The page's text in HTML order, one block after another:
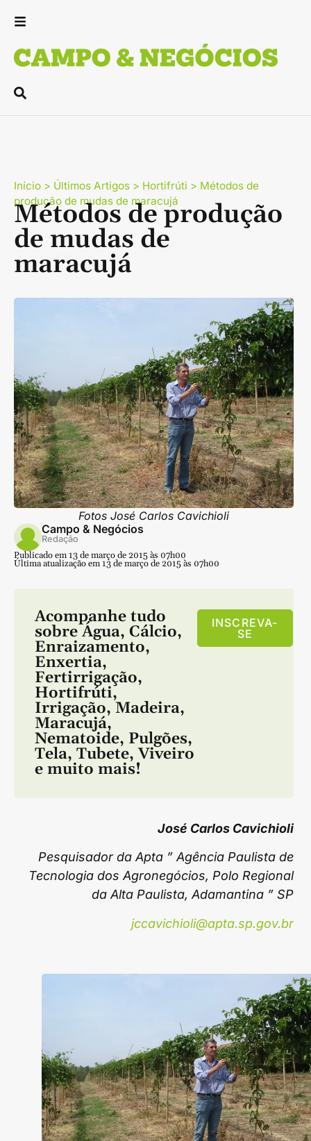
Início > Últimos Artigos > Hortifrúti > Métodos de
produção de mudas de maracujá
Métodos de produção
de mudas de
maracujá
Fotos José Carlos Cavichioli
Campo & Negócios
Redação
Publicado em 13 de março de 2015 às 07h00
Última atualização em 13 de março de 2015 às 07h00
Acompanhe tudo
sobre Água, Cálcio,
Enraizamento,
Enxertia,
Fertirrigação,
Hortifrúti,
Irrigação, Madeira,
Maracujá,
Nematoide, Pulgões,
Tela, Tubete,Viveiro
e muito mais!
INSCREVA-
SE
José Carlos Cavichioli
Pesquisador da Apta ” Agência Paulista de
Tecnologia dos Agronegócios, Polo Regional
da Alta Paulista, Adamantina ” SP
jccavichioli@apta.sp.gov.br